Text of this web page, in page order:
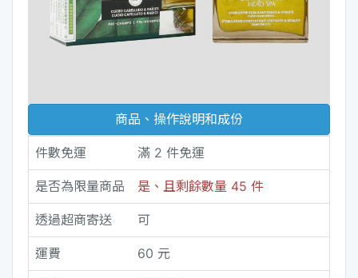
商品、操作說明和成份
件數免運 滿 2 件免運
是否為限量商品 是、且剩餘數量 45 件
透過超商寄送 可
運費 60 元